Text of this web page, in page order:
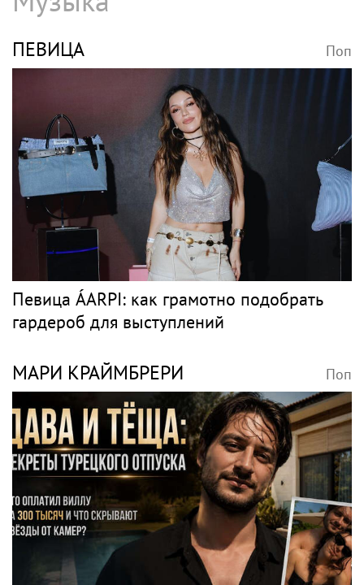
ПЕВИЦА Поп
Певица ÁARPI: как грамотно подобрать
гардероб для выступлений
МАРИ КРАЙМБРЕРИ Поп